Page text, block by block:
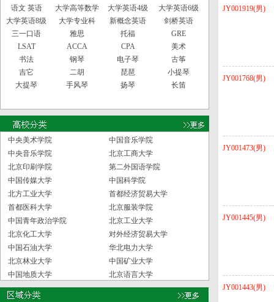
语文 英语
大学高等数学 大学英语4级
大学英语6级
大学英语8级
大学专业科 新概念英语
剑桥英语
三一口语
雅思 托福
GRE
LSAT
ACCA CPA
美术
书法
钢琴 电子琴
古筝
吉它
二胡 琵琶
小提琴
大提琴
手风琴 扬琴 长笛
中央美术学院
中国音乐学院
中央音乐学院
北京工商大学
北京印刷学院
第二外国语学院
中国传媒大学
中国科学院
北方工业大学
首都经济贸易大学
首都医科大学
北京服装学院
中国青年政治学院
北京工业大学
北京化工大学
对外经济贸易大学
中国石油大学
华北电力大学
北京林业大学
中国矿业大学
中国地质大学
北京语言大学
JY001919(男)
JY001768(男)
JY001473(男)
JY001445(男)
JY001443(男)